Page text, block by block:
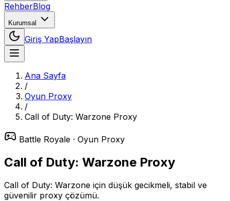
RehberBlog
Kurumsal
Giriş YapBaşlayın
Ana Sayfa
/
Oyun Proxy
/
Call of Duty: Warzone Proxy
Battle Royale · Oyun Proxy
Call of Duty: Warzone Proxy
Call of Duty: Warzone için düşük gecikmeli, stabil ve
güvenilir proxy çözümü.